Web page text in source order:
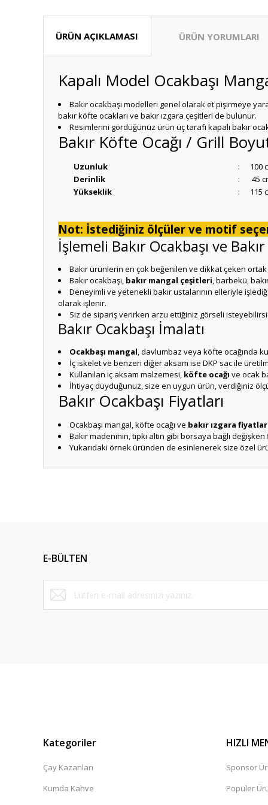
ÜRÜN AÇIKLAMASI ÜRÜN YORUMLARI
Kapalı Model Ocakbaşı
Bakır ocakbaşı modelleri genel olarak et pişirmeye
bakır köfte ocakları ve bakır ızgara çeşitleri de bulunur.
Resimlerini gördüğünüz ürün üç tarafı kapalı bakır
Bakır Köfte Ocağı / Grill
Uzunluk :
100
Derinlik
:
45
Yükseklik
: 115
Not: İstediğiniz ölçüler ve motif
İşlemeli Bakır Ocakbaşı ve
Bakır ürünlerin en çok beğenilen ve dikkat çeken ortak
Bakır ocakbaşı, bakır mangal çeşitleri, barbekü,
Deneyimli ve yetenekli bakır ustalarının elleriyle
olarak işlenir.
Siz de sipariş verirken arzu ettiğiniz görseli
Bakır Ocakbaşı İmalatı
Ocakbaşı mangal, davlumbaz veya köfte ocağında
İç iskelet ve benzeri diğer aksam ise DKP sac ile
Kullanılan iç aksam malzemesi, köfte ocağı ve ocak
İhtiyaç duyduğunuz, size en uygun ürün, verdiğiniz
Bakır Ocakbaşı Fiyatları
Ocakbaşı mangal, köfte ocağı ve bakır ızgara
Bakır madeninin, tıpkı altın gibi borsaya bağlı
Yukarıdaki örnek üründen de esinlenerek size özel
Ürün bilgilerinde hatalar bulunuyor.
Ürün fiyatı diğer sitelerden daha pahalı.
Bu ürüne benzer farklı alternatifler olmalı.
E-BÜLTEN
Kategoriler
Çay Kazanları
Kumda Kahve
HIZLI
Sponsor
Popüler